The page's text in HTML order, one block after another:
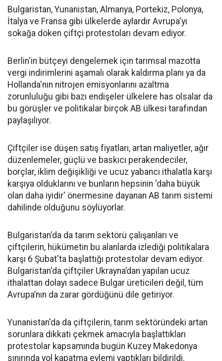
Bulgaristan, Yunanistan, Almanya, Portekiz, Polonya,
İtalya ve Fransa gibi ülkelerde aylardır Avrupa'yı
sokağa döken çiftçi protestoları devam ediyor.
Berlin'in bütçeyi dengelemek için tarımsal mazotta
vergi indirimlerini aşamalı olarak kaldırma planı ya da
Hollanda'nın nitrojen emisyonlarını azaltma
zorunluluğu gibi bazı endişeler ülkelere has olsalar da
bu görüşler ve politikalar birçok AB ülkesi tarafından
paylaşılıyor.
Çiftçiler ise düşen satış fiyatları, artan maliyetler, ağır
düzenlemeler, güçlü ve baskıcı perakendeciler,
borçlar, iklim değişikliği ve ucuz yabancı ithalatla karşı
karşıya olduklarını ve bunların hepsinin 'daha büyük
olan daha iyidir' önermesine dayanan AB tarım sistemi
dahilinde olduğunu söylüyorlar.
Bulgaristan'da da tarım sektörü çalışanları ve
çiftçilerin, hükümetin bu alanlarda izlediği politikalara
karşı 6 Şubat'ta başlattığı protestolar devam ediyor.
Bulgaristan'da çiftçiler Ukrayna’dan yapılan ucuz
ithalattan dolayı sadece Bulgar üreticileri değil, tüm
Avrupa’nın da zarar gördüğünü dile getiriyor.
Yunanistan'da da çiftçilerin, tarım sektöründeki artan
sorunlara dikkati çekmek amacıyla başlattıkları
protestolar kapsamında bugün Kuzey Makedonya
sınırında yol kapatma eylemi yaptıkları bildirildi.